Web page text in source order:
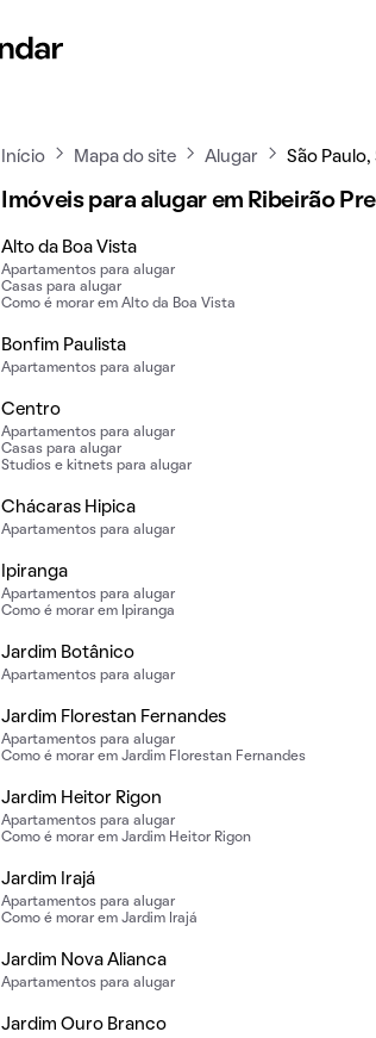
Início Mapa do site Alugar São Paulo,
Imóveis para alugar em Ribeirão
Alto da Boa Vista
Apartamentos para alugar
Casas para alugar
Como é morar em Alto da Boa Vista
Bonfim Paulista
Apartamentos para alugar
Centro
Apartamentos para alugar
Casas para alugar
Studios e kitnets para alugar
Chácaras Hipica
Apartamentos para alugar
Ipiranga
Apartamentos para alugar
Como é morar em Ipiranga
Jardim Botânico
Apartamentos para alugar
Jardim Florestan Fernandes
Apartamentos para alugar
Como é morar em Jardim Florestan Fernandes
Jardim Heitor Rigon
Apartamentos para alugar
Como é morar em Jardim Heitor Rigon
Jardim Irajá
Apartamentos para alugar
Como é morar em Jardim Irajá
Jardim Nova Alianca
Apartamentos para alugar
Jardim Ouro Branco